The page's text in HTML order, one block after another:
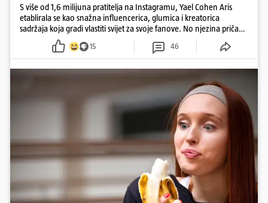
S više od 1,6 milijuna pratitelja na Instagramu, Yael Cohen Aris
etablirala se kao snažna influencerica, glumica i kreatorica
sadržaja koja gradi vlastiti svijet za svoje fanove. No njezina priča
pokazuje da online slava dolazi i s neočekivanim izazovima
15 46